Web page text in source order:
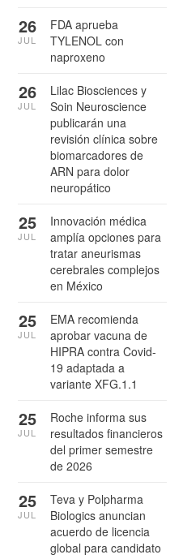
FDA aprueba
TYLENOL con
naproxeno
26
JUL
Lilac Biosciences y
Soin Neuroscience
publicarán una
revisión clínica sobre
biomarcadores de
ARN para dolor
neuropático
26
JUL
Innovación médica
amplía opciones para
tratar aneurismas
cerebrales complejos
en México
25
JUL
EMA recomienda
aprobar vacuna de
HIPRA contra Covid-
19 adaptada a
variante XFG.1.1
25
JUL
Roche informa sus
resultados financieros
del primer semestre
de 2026
25
JUL
Teva y Polpharma
Biologics anuncian
acuerdo de licencia
global para candidato
25
JUL